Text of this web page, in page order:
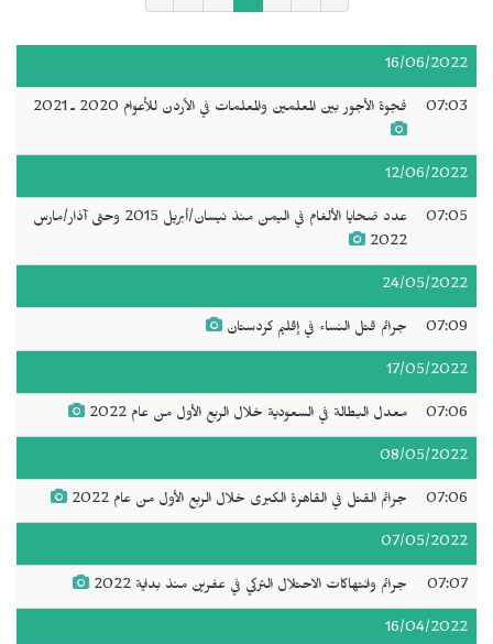
16/06/2022
07:03 فجوة الأجور بين المعلمين والمعلمات في الأردن للأعوام 2020 ـ 2021
12/06/2022
07:05
عدد ضحايا الألغام في اليمن منذ نيسان/أبريل 2015 وحتى آذار/مارس
2022
24/05/2022
07:09 جرائم قتل النساء في إقليم كردستان
17/05/2022
07:06 معدل البطالة في السعودية خلال الربع الأول من عام 2022
08/05/2022
07:06 جرائم القتل في القاهرة الكبرى خلال الربع الأول من عام 2022
07/05/2022
07:07 جرائم وانتهاكات الاحتلال التركي في عفرين منذ بداية 2022
16/04/2022